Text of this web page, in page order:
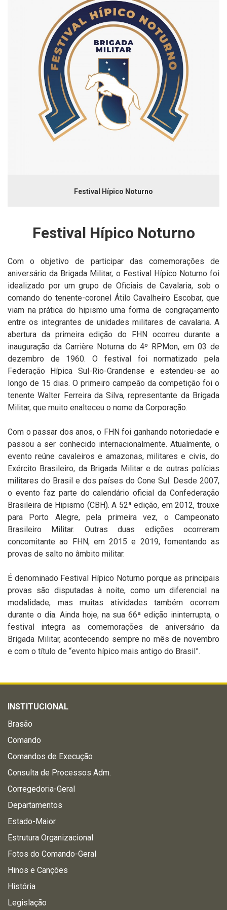
Festival Hípico Noturno
Festival Hípico Noturno
Com o objetivo de participar das comemorações de
aniversário da Brigada Militar, o Festival Hípico Noturno foi
idealizado por um grupo de Oficiais de Cavalaria, sob o
comando do tenente-coronel Átilo Cavalheiro Escobar, que
viam na prática do hipismo uma forma de congraçamento
entre os integrantes de unidades militares de cavalaria. A
abertura da primeira edição do FHN ocorreu durante a
inauguração da Carrière Noturna do 4º RPMon, em 03 de
dezembro de 1960. O festival foi normatizado pela
Federação Hípica Sul-Rio-Grandense e estendeu-se ao
longo de 15 dias. O primeiro campeão da competição foi o
tenente Walter Ferreira da Silva, representante da Brigada
Militar, que muito enalteceu o nome da Corporação.
Com o passar dos anos, o FHN foi ganhando notoriedade e
passou a ser conhecido internacionalmente. Atualmente, o
evento reúne cavaleiros e amazonas, militares e civis, do
Exército Brasileiro, da Brigada Militar e de outras polícias
militares do Brasil e dos países do Cone Sul. Desde 2007,
o evento faz parte do calendário oficial da Confederação
Brasileira de Hipismo (CBH). A 52ª edição, em 2012, trouxe
para Porto Alegre, pela primeira vez, o Campeonato
Brasileiro Militar. Outras duas edições ocorreram
concomitante ao FHN, em 2015 e 2019, fomentando as
provas de salto no âmbito militar.
É denominado Festival Hípico Noturno porque as principais
provas são disputadas à noite, como um diferencial na
modalidade, mas muitas atividades também ocorrem
durante o dia. Ainda hoje, na sua 66ª edição ininterrupta, o
festival integra as comemorações de aniversário da
Brigada Militar, acontecendo sempre no mês de novembro
e com o título de “evento hípico mais antigo do Brasil”.
INSTITUCIONAL
Brasão
Comando
Comandos de Execução
Consulta de Processos Adm.
Corregedoria-Geral
Departamentos
Estado-Maior
Estrutura Organizacional
Fotos do Comando-Geral
Hinos e Canções
História
Legislação